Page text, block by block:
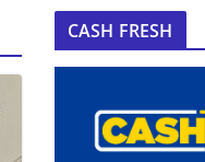
CASH FRESH